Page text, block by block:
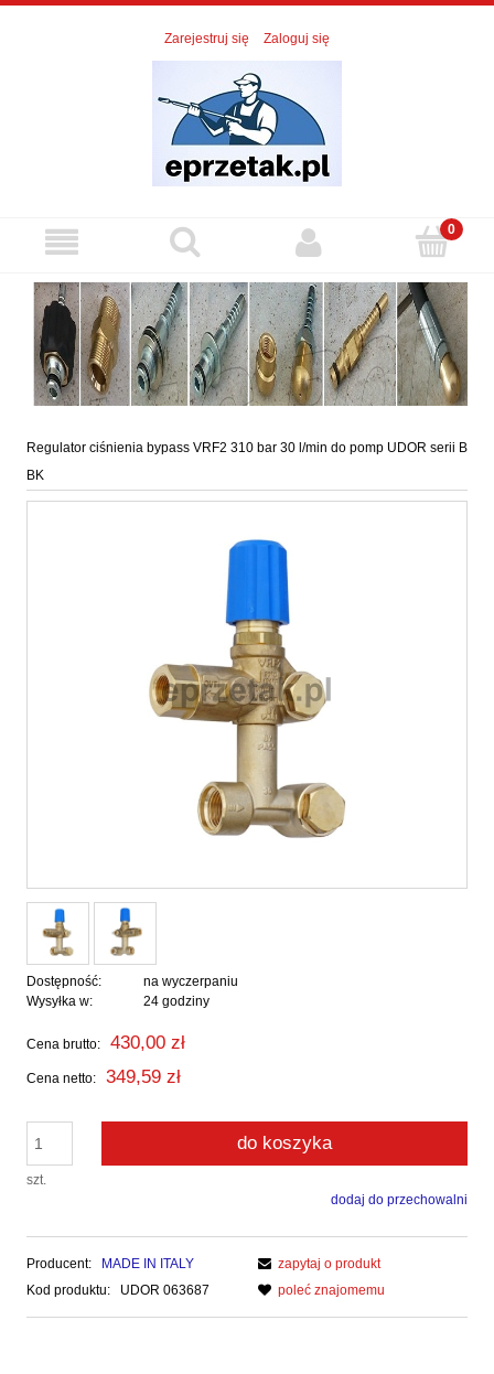
Zarejestruj się Zaloguj się
Regulator ciśnienia bypass VRF2 310 bar 30 l/min do pomp UDOR serii B
BK
Dostępność:
na wyczerpaniu
Wysyłka w:
24 godziny
Cena brutto: 430,00 zł
Cena netto: 349,59 zł
szt.
do koszyka
dodaj do przechowalni
Producent:
MADE IN ITALY
Kod produktu:
UDOR 063687
zapytaj o produkt
poleć znajomemu